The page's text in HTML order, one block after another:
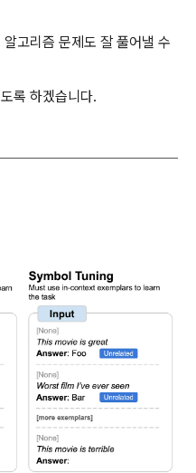
고리즘 문제도 잘 풀어낼 수
록 하겠습니다.